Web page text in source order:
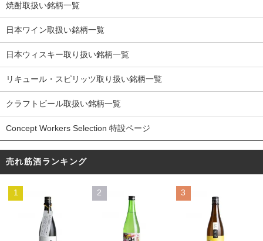
焼酎取扱い銘柄一覧
日本ワイン取扱い銘柄一覧
日本ウィスキー取り扱い銘柄一覧
リキュール・スピリッツ取り扱い銘柄一覧
クラフトビール取扱い銘柄一覧
Concept Workers Selection 特設ページ
売れ筋酒ランキング
1 2 3